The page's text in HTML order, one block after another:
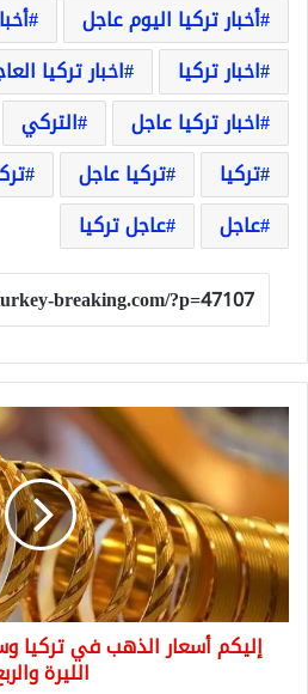
أخبار تركيا اليوم عاجل
اخبار تركيا
اخبار تركيا
اخبار تركيا عاجل
التركي
تركيا
تركيا عاجل
عاجل
عاجل تركيا
إليكم
أسعار
الذهب
تركيا
وسعر
ليرة
الذهب
ونصف
الليرةإليكم أسعار الذهب في تركيا
الليرة